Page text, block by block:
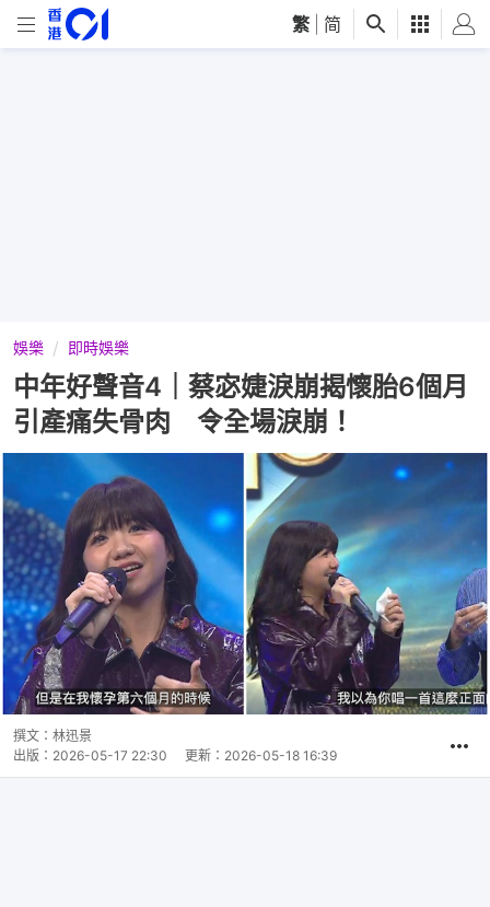
繁 简
娛樂 即時娛樂
中年好聲音4｜蔡宓婕淚崩揭懷胎6個月
引產痛失骨肉 令全場淚崩！
撰文： 林迅景
出版： 2026-05-17 22:30 更新： 2026-05-18 16:39